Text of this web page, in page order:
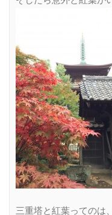
三重塔と紅葉ってのは